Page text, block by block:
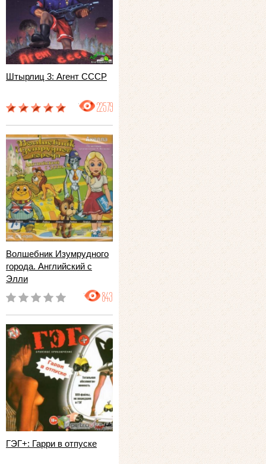
Штырлиц 3: Агент СССР
22579
Волшебник Изумрудного
города. Английский с
Элли
843
ГЭГ+: Гарри в отпуске